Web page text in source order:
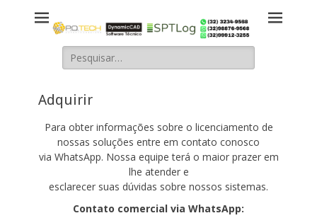
- Software
Desenvolvimento de software técnico para Engenharia, Geotecnia,
Geologia, Arquitetura e Construção Civil...
Pesquisar
por:
Adquirir
Para obter informações sobre o licenciamento de
nossas soluções entre em contato conosco
via WhatsApp. Nossa equipe terá o maior prazer em
lhe atender e
esclarecer suas dúvidas sobre nossos sistemas.
Contato comercial via WhatsApp: